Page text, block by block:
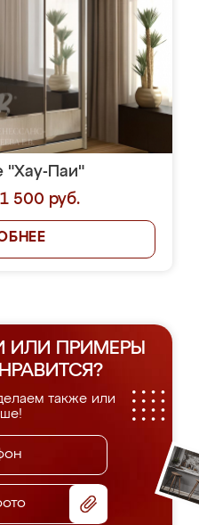
"Хау-Паи"
500 руб.
ИЛИ ПРИМЕРЫ
также или